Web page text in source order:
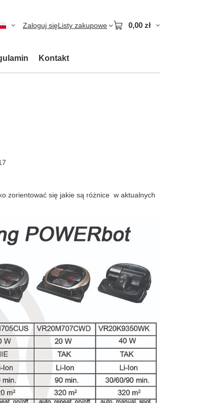
Zaloguj sięListy zakupowe 0,00 zł
Kontakt
zorientować się jakie są różnice w aktualnych